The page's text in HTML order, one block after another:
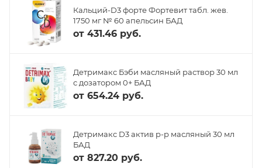
Кальций-D3 форте Фортевит табл. жев.
1750 мг № 60 апельсин БАД
от 431.46 руб.
Детримакс Бэби масляный раствор 30 мл
с дозатором 0+ БАД
от 654.24 руб.
Детримакс D3 актив р-р масляный 30 мл
БАД
от 827.20 руб.